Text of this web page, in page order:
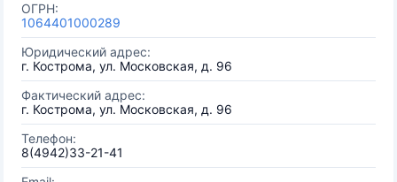
ОГРН:
1064401000289
Юридический адрес:
г. Кострома, ул. Московская, д. 96
Фактический адрес:
г. Кострома, ул. Московская, д. 96
Телефон:
8(4942)33-21-41